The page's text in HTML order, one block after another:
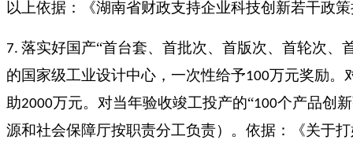
以上依据：《湖南省财政支持企业科技创新若干政
7. 落实好国产“首台套、首批次、首版次、首轮次、
的国家级工业设计中心，一次性给予100万元奖励。
助2000万元。对当年验收竣工投产的“100个产品创
源和社会保障厅按职责分工负责）。依据：《关于